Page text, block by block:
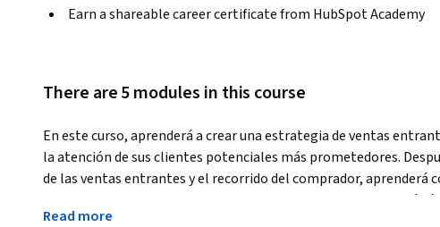
Earn a shareable career certificate from HubSpot Academy
There are 5 modules in this course
En este curso, aprenderá a crear una estrategia de ventas
la atención de sus clientes potenciales más prometedores.
de las ventas entrantes y el recorrido del comprador, aprenderá
como a encontrar y priorizar compradores activos. Descubrirá
creando y usando una secuencia de alcance. A continuación,
Read more